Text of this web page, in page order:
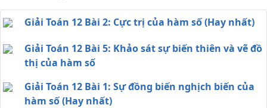
Giải Toán 12 Bài 2: Cực trị của hàm số (Hay nhất)
Giải Toán 12 Bài 5: Khảo sát sự biến thiên và vẽ đồ
thị của hàm số
Giải Toán 12 Bài 1: Sự đồng biến nghịch biến của
hàm số (Hay nhất)